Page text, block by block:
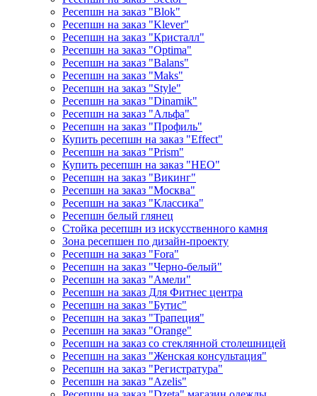
Ресепшн на заказ "Blok"
Ресепшн на заказ "Klever"
Ресепшн на заказ "Кристалл"
Ресепшн на заказ "Optima"
Ресепшн на заказ "Balans"
Ресепшн на заказ "Maks"
Ресепшн на заказ "Style"
Ресепшн на заказ "Dinamik"
Ресепшн на заказ "Альфа"
Ресепшн на заказ "Профиль"
Купить ресепшн на заказ "Effect"
Ресепшн на заказ "Prism"
Купить ресепшн на заказ "НЕО"
Ресепшн на заказ "Викинг"
Ресепшн на заказ "Москва"
Ресепшн на заказ "Классика"
Ресепшн белый глянец
Стойка ресепшн из искусственного камня
Зона ресепшен по дизайн-проекту
Ресепшн на заказ "Fora"
Ресепшн на заказ "Черно-белый"
Ресепшн на заказ "Амели"
Ресепшн на заказ Для Фитнес центра
Ресепшн на заказ "Бутис"
Ресепшн на заказ "Трапеция"
Ресепшн на заказ "Orange"
Ресепшн на заказ со стеклянной столешницей
Ресепшн на заказ "Женская консультация"
Ресепшн на заказ "Регистратура"
Ресепшн на заказ "Azelis"